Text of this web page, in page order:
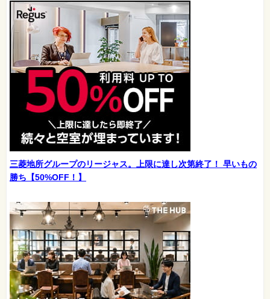
三菱地所グループのリージャス。上限に達し次第終了！ 早いもの
勝ち【50%OFF！】